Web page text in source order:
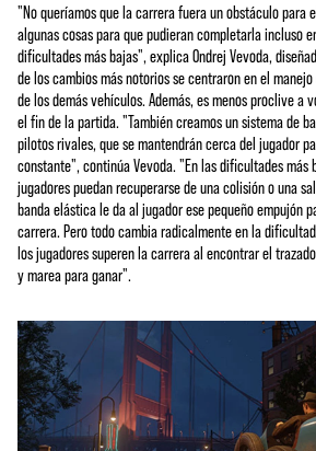
"No queríamos que la carrera fuera un obstáculo para
algunas cosas para que pudieran completarla incluso
dificultades más bajas", explica Ondrej Vevoda,
de los cambios más notorios se centraron en el
de los demás vehículos. Además, es menos proclive a
el fin de la partida. "También creamos un sistema de
pilotos rivales, que se mantendrán cerca del jugador
constante", continúa Vevoda. "En las dificultades más
jugadores puedan recuperarse de una colisión o una
banda elástica le da al jugador ese pequeño empujón
carrera. Pero todo cambia radicalmente en la
los jugadores superen la carrera al encontrar el
y marea para ganar".